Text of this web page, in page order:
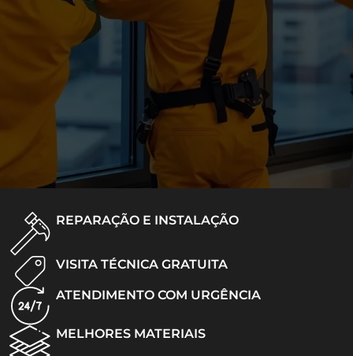
REPARAÇÃO E INSTALAÇÃO
VISITA TÉCNICA GRATUITA
ATENDIMENTO COM URGÊNCIA
MELHORES MATERIAIS